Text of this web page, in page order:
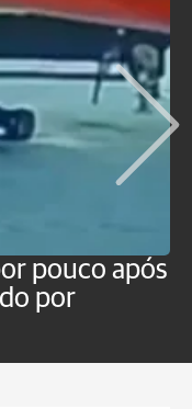
pouco após
por